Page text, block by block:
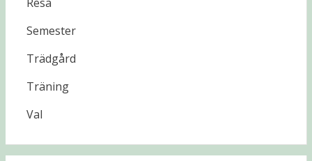
Semester
Trädgård
Träning
Val